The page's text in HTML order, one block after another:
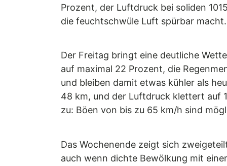
Prozent, der Luftdruck bei soliden
die feuchtschwüle Luft spürbar macht.
Der Freitag bringt eine deutliche
auf maximal 22 Prozent, die
und bleiben damit etwas kühler als
48 km, und der Luftdruck klettert auf
zu: Böen von bis zu 65 km/h sind
Das Wochenende zeigt sich
auch wenn dichte Bewölkung mit